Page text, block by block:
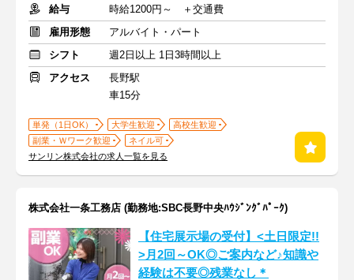
給与
時給1200円～ ＋交通費
雇用形態
アルバイト・パート
シフト
週2日以上 1日3時間以上
アクセス
長野駅
車15分
単発（1日OK） 大学生歓迎
高校生歓迎
副業・Ｗワーク歓迎
ネイル可
サンリン株式会社の求人一覧を見る
株式会社一条工務店 (勤務地:SBC長野中央ﾊｳｼﾞﾝｸﾞﾊﾟｰｸ)
【住宅展示場の受付】<土日限定!!
>月2回～OK◎ご案内など♪知識や
経験は不要◎残業なし＊